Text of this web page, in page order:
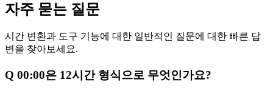
자주 묻는 질문
시간 변환과 도구 기능에 대한 일반적인 질문에 대한 빠른 답
변을 찾아보세요.
Q 00:00은 12시간 형식으로 무엇인가요?